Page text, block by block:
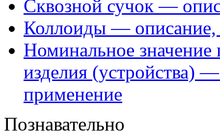
Сквозной сучок —
Коллоиды — описание,
Номинальное значение
изделия (устройства)
применение
Познавательно